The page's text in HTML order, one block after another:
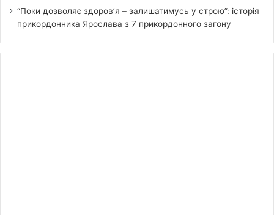
“Поки дозволяє здоров’я – залишатимусь у строю”: історія
прикордонника Ярослава з 7 прикордонного загону